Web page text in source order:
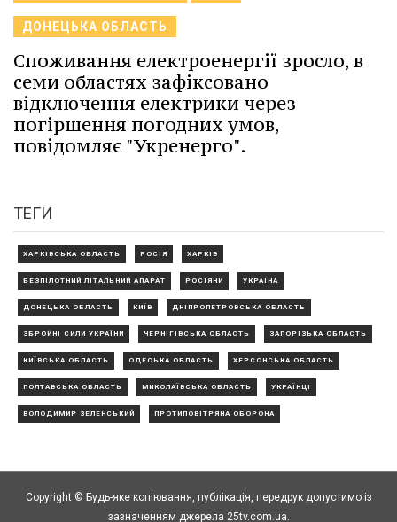
ДОНЕЦЬКА ОБЛАСТЬ
Споживання електроенергії зросло, в
семи областях зафіксовано
відключення електрики через
погіршення погодних умов,
повідомляє "Укренерго".
ТЕГИ
ХАРКІВСЬКА ОБЛАСТЬ РОСІЯ ХАРКІВ
БЕЗПІЛОТНИЙ ЛІТАЛЬНИЙ АПАРАТ РОСІЯНИ УКРАЇНА
ДОНЕЦЬКА ОБЛАСТЬ КИЇВ ДНІПРОПЕТРОВСЬКА ОБЛАСТЬ
ЗБРОЙНІ СИЛИ УКРАЇНИ ЧЕРНІГІВСЬКА ОБЛАСТЬ ЗАПОРІЗЬКА ОБЛАСТЬ
КИЇВСЬКА ОБЛАСТЬ ОДЕСЬКА ОБЛАСТЬ ХЕРСОНСЬКА ОБЛАСТЬ
ПОЛТАВСЬКА ОБЛАСТЬ МИКОЛАЇВСЬКА ОБЛАСТЬ УКРАЇНЦІ
ВОЛОДИМИР ЗЕЛЕНСЬКИЙ ПРОТИПОВІТРЯНА ОБОРОНА
Copyright © Будь-яке копiювання, публiкацiя, передрук допустимо із
зазначенням джерела 25tv.com.ua.